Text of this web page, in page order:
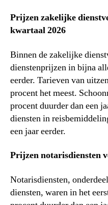
Prijzen zakelijke
kwartaal 2026
Binnen de zakelijke
dienstenprijzen in bijna
eerder. Tarieven van
procent het meest.
procent duurder dan een
diensten in
een jaar eerder.
Prijzen notarisdiensten
Notarisdiensten,
diensten, waren in het